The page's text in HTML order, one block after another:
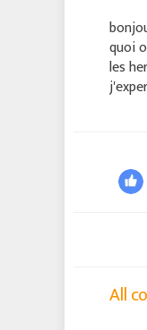
quoi
les
All